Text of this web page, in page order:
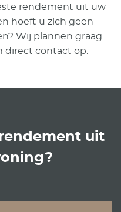
rendement uit uw
hoeft u zich geen
Wij plannen graag
direct contact op.
uit